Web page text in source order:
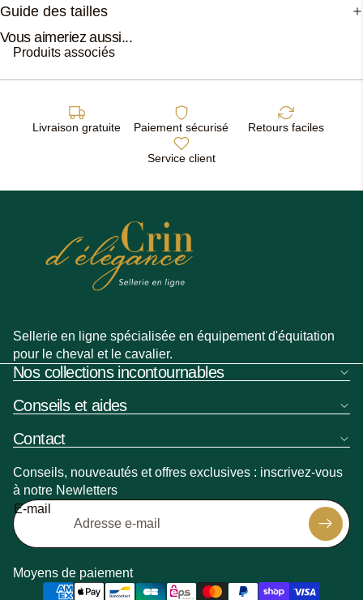
Guide des tailles
Vous aimeriez aussi...
Produits associés
Livraison gratuite Paiement sécurisé Retours faciles
Service client
Sellerie en ligne spécialisée en équipement d'équitation
pour le cheval et le cavalier.
Nos collections incontournables
Conseils et aides
Contact
Conseils, nouveautés et offres exclusives : inscrivez-vous
à notre Newletters
E-mail
Moyens de paiement
Politique de remboursement
Politique de confidentialité
Conditions générales de vente